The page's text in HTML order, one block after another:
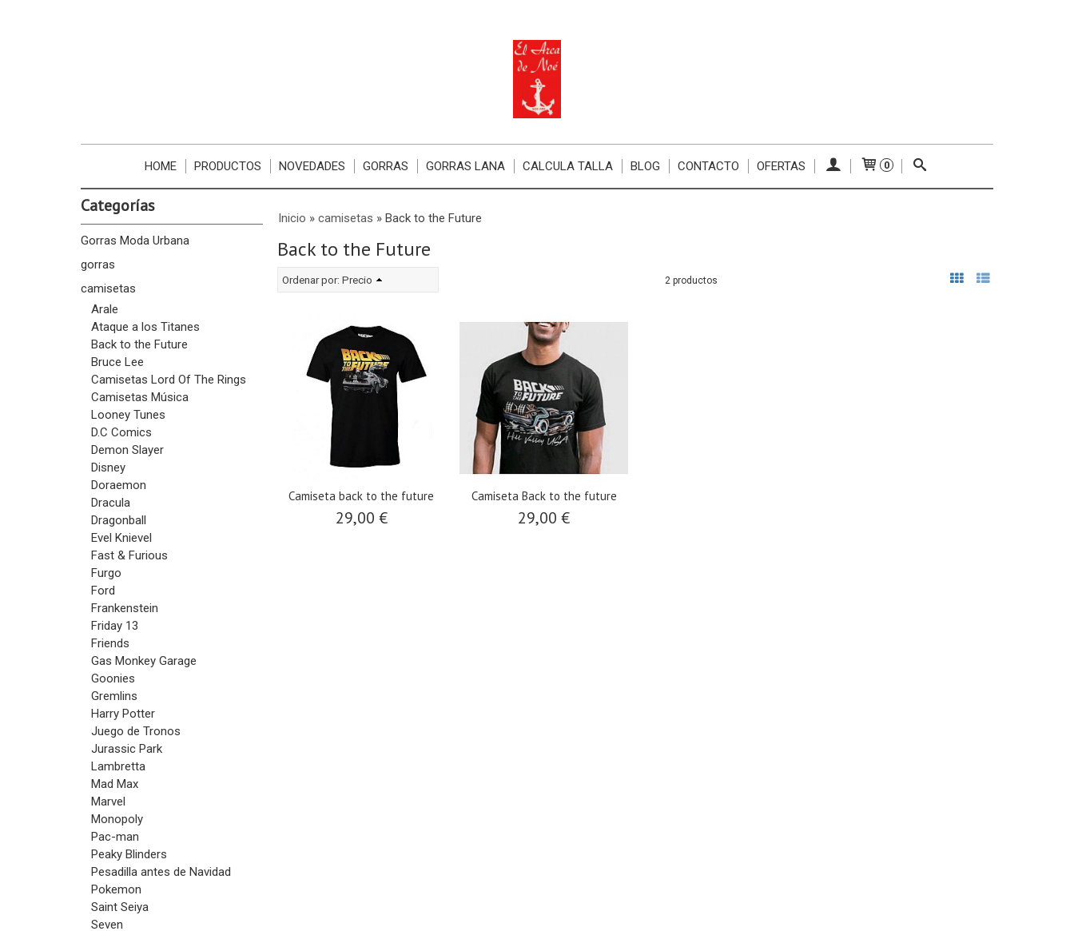
HOME PRODUCTOS NOVEDADES GORRAS GORRAS LANA CALCULA TALLA BLOG CONTACTO OFERTAS 0
Categorías
Gorras Moda Urbana
gorras
camisetas
Arale
Ataque a los Titanes
Back to the Future
Bruce Lee
Camisetas Lord Of The Rings
Camisetas Música
Looney Tunes
D.C Comics
Demon Slayer
Disney
Doraemon
Dracula
Dragonball
Evel Knievel
Fast & Furious
Furgo
Ford
Frankenstein
Friday 13
Friends
Gas Monkey Garage
Goonies
Gremlins
Harry Potter
Juego de Tronos
Jurassic Park
Lambretta
Mad Max
Marvel
Monopoly
Pac-man
Peaky Blinders
Pesadilla antes de Navidad
Pokemon
Saint Seiya
Seven
Inicio » camisetas » Back to the Future
Back to the Future
Ordenar por: Precio 2 productos
Camiseta back to the future
29,00 €
Camiseta Back to the future
29,00 €